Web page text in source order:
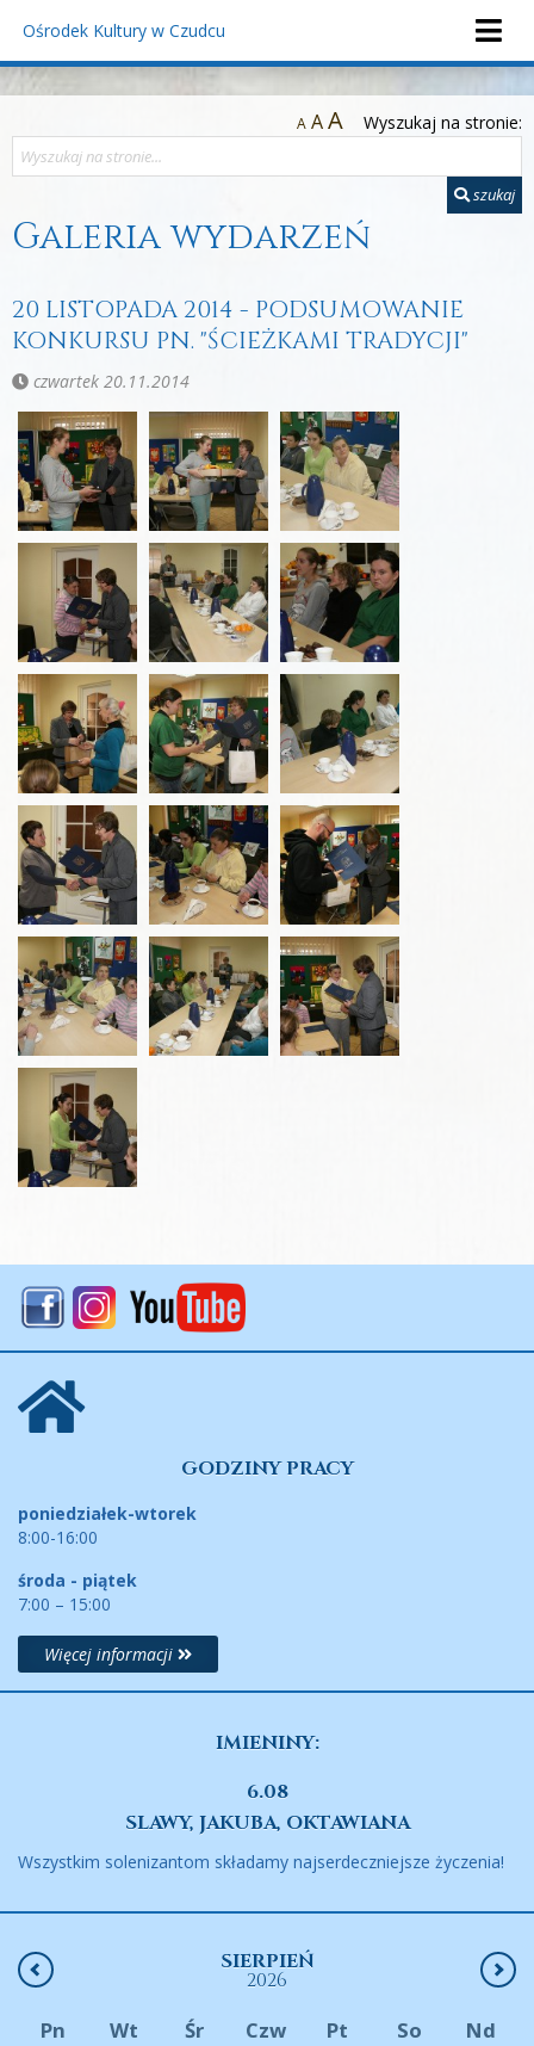
Ośrodek Kultury w Czudcu
GODZINY PRACY
poniedziałek-wtorek
8:00-16:00
środa - piątek
7:00 – 15:00
Więcej informacji
IMIENINY:
6.08
SLAWY, JAKUBA, OKTAWIANA
Wszystkim solenizantom składamy najserdeczniejsze życzenia!
SIERPIEŃ
2026
Pn Wt Śr Czw Pt So Nd
A AA Wyszukaj na stronie:
szukaj
Galeria wydarzeń
20 LISTOPADA 2014 - PODSUMOWANIE
KONKURSU PN. "ŚCIEŻKAMI TRADYCJI"
czwartek 20.11.2014